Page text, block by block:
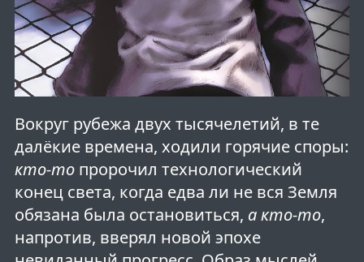
Вокруг рубежа двух тысячелетий, в те
далёкие времена, ходили горячие споры:
кто-топророчил технологический
конец света, когда едва ли не вся Земля
обязана была остановиться, а кто-то,
напротив, вверял новой эпохе